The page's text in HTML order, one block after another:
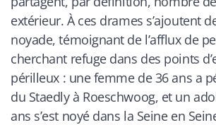
extérieur. À ces drames s’ajoutent
noyade, témoignant de l’afflux de
cherchant refuge dans des points
périlleux : une femme de 36 ans a
du Staedly à Roeschwoog, et un
ans s’est noyé dans la Seine en